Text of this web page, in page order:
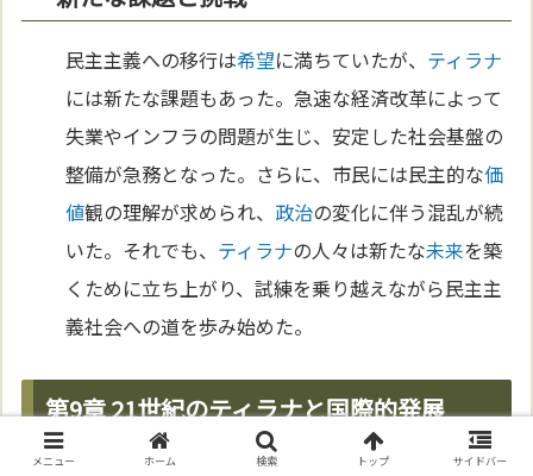
民主主義への移行は希望に満ちていたが、 ティラナ
には新たな課題もあった。急速な経済改革によって
失業やインフラの問題が生じ、安定した社会基盤の
整備が急務となった。さらに、市民には民主的な価
値観の理解が求められ、 政治の変化に伴う混乱が続
いた。それでも、 ティラナの人々は新たな未来を築
くために立ち上がり、試練を乗り越えながら民主主
義社会への道を歩み始めた。
第9章 21世紀のティラナと国際的発展
メニュー ホーム 検索 トップ サイドバー